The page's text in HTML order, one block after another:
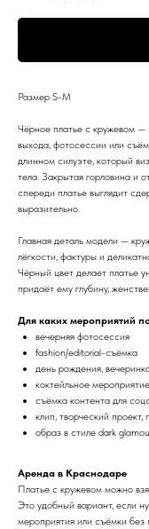
Размер S-M
Чёрное платье с кружевом —
выхода, фотосессии или
длинном силуэте, который
тела. Закрытая горловина и
спереди платье выглядит
выразительно.
Главная деталь модели —
лёгкости, фактуры и
Чёрный цвет делает платье
придаёт ему глубину,
Для каких мероприятий
вечерняя фотосессия
fashion/editorial-съёмка
день рождения,
коктейльное
съёмка контента для
клип, творческий проект,
образ в стиле dark
Аренда в Краснодаре
Платье с кружевом можно
Это удобный вариант, если
мероприятия или съёмки без